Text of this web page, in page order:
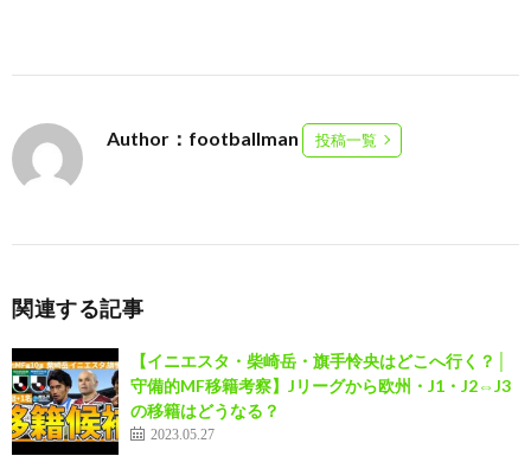
Author：footballman 投稿一覧
関連する記事
【イニエスタ・柴崎岳・旗手怜央はどこへ行く？│
守備的MF移籍考察】Jリーグから欧州・J1・J2⇔J3
の移籍はどうなる？
2023.05.27